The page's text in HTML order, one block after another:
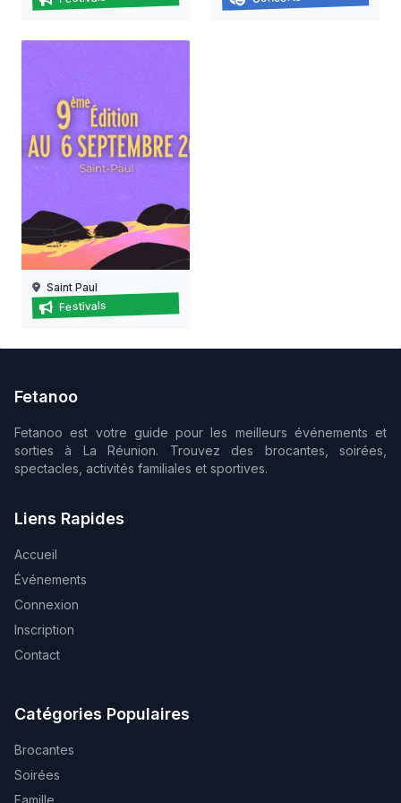
15/08/2026 au 15/08/2026
Francofolies de la réunion 2026
01/09/2026 au 06/09/2026
Saint Paul
Festivals
Fetanoo
Fetanoo est votre guide pour les meilleurs événements et
sorties à La Réunion. Trouvez des brocantes, soirées,
spectacles, activités familiales et sportives.
Liens Rapides
Accueil
Événements
Connexion
Inscription
Contact
Catégories Populaires
Brocantes
Soirées
Famille